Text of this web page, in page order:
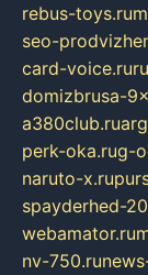
rebus-toys.ru
seo-
card-voice.ru
domizbrusa-
a380club.ru
perk-oka.rug-
naruto-x.ru
spayderhed-
webamator.ru
nv-750.ru